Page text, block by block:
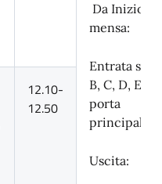
Da Inizio
mensa:
Entrata sez.
B, C, D, E
porta
principale;
Uscita:
12.10-
12.50